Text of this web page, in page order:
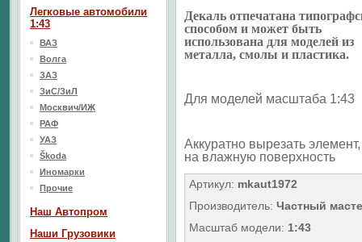
Декаль отпечатана
способом и может быть
использована для моделей из
металла, смолы и пластика.
Для моделей масштаба 1:43
Аккуратно вырезать
на влажную поверхность
Артикул: mkaut1972
Производитель: Частный
Масштаб модели: 1:43
Легковые автомобили
1:43
ВАЗ
Волга
ЗАЗ
ЗиС/ЗиЛ
Москвич/ИЖ
РАФ
УАЗ
Škoda
Иномарки
Прочие
Наш Aвтопром
Наши Грузовики